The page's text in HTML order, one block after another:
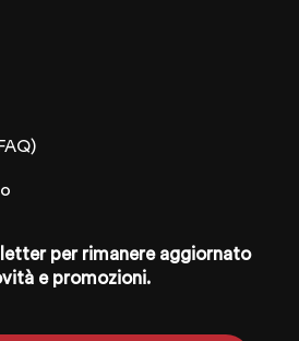
per rimanere aggiornato
e promozioni.